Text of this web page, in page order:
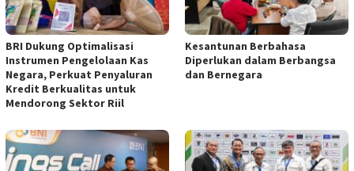
BRI Dukung Optimalisasi
Instrumen Pengelolaan Kas
Negara, Perkuat Penyaluran
Kredit Berkualitas untuk
Mendorong Sektor Riil
Kesantunan Berbahasa
Diperlukan dalam Berbangsa
dan Bernegara